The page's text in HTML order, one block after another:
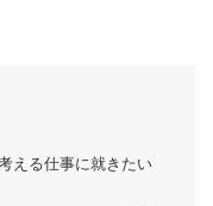
える仕事に就きたい